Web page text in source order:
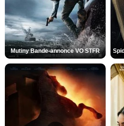
Mutiny Bande-annonce VO STFR